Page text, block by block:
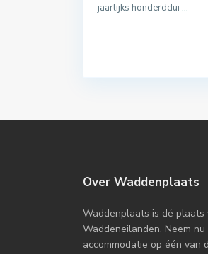
jaarlijks honderddui ...
Over Waddenplaats
Waddenplaats is dé plaats
Waddeneilanden. Neem
accommodatie op één van